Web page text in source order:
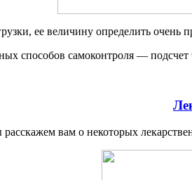
ее величину определить очень
способов самоконтроля —
вам о некоторых